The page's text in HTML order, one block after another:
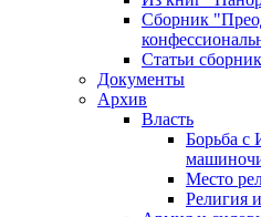
Сборник
Статьи
Документы
Архив
Власть
Борьба
Место
Религия